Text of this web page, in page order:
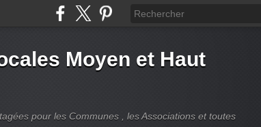
Moyen et Haut
pour les Communes , les Associations et toutes